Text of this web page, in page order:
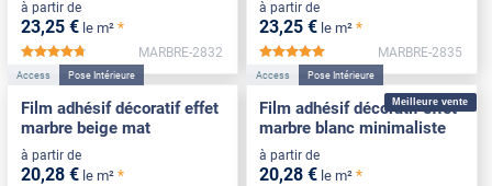
à partir de
23,25 € le m² *
*****
MARBRE-2832
à partir de
23,25 € le m² *
MARBRE-2835
Access Pose Intérieure
Film adhésif décoratif effet
marbre beige mat
à partir de
20,28 € le m² *
Meilleure vente
Access Pose Intérieure
Film adhésif décoratif effet
marbre blanc minimaliste
à partir de
20,28 € le m² *